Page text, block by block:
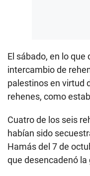
El sábado, en lo
intercambio de
palestinos en virtud
rehenes, como
Cuatro de los seis
habían sido
Hamás del 7 de
que desencadenó la